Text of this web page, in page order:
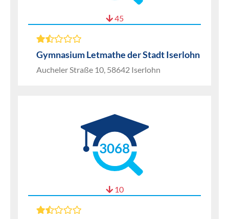
45
Gymnasium Letmathe der Stadt Iserlohn
Aucheler Straße 10, 58642 Iserlohn
3068
10